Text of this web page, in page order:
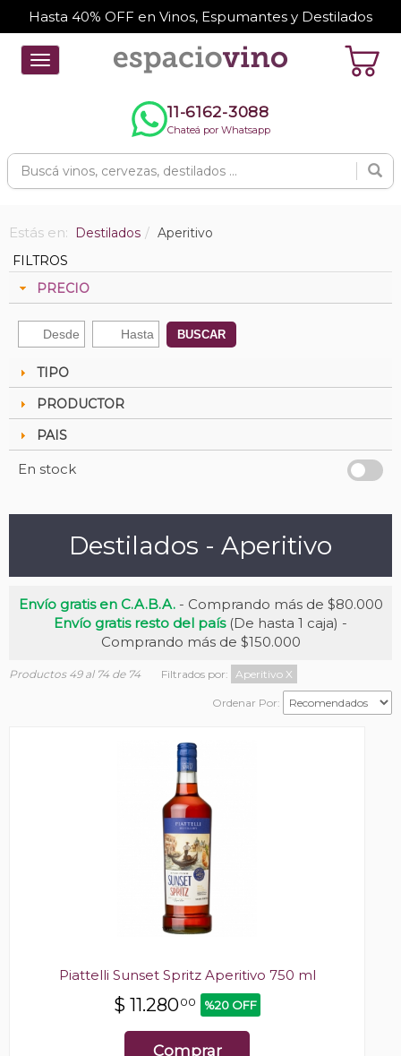
Hasta 40% OFF en Vinos, Espumantes y Destilados
Toggle
navigation
11-6162-3088
Chateá por Whatsapp
Estás en: Destilados
Aperitivo
FILTROS
PRECIO
BUSCAR
TIPO
PRODUCTOR
PAIS
En stock
Destilados - Aperitivo
Envío gratis en C.A.B.A.- Comprando más de $80.000
Envío gratis resto del país(De hasta 1 caja) -
Comprando más de $150.000
Productos 49 al 74 de 74 Filtrados por: Aperitivo X
Ordenar Por:
Piattelli Sunset Spritz Aperitivo 750 ml
$ 11.28000 %20 OFF
Comprar